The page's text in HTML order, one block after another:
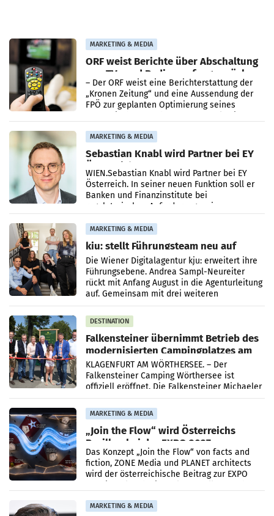
MARKETING & MEDIA
ORF weist Berichte über Abschaltung
von TV- und Radioempfang zurück
– Der ORF weist eine Berichterstattung der
„Kronen Zeitung“ und eine Aussendung der
FPÖ zur geplanten Optimierung seines
MARKETING & MEDIA
Sebastian Knabl wird Partner bei EY
Österreich
WIEN.Sebastian Knabl wird Partner bei EY
Österreich. In seiner neuen Funktion soll er
Banken und Finanzinstitute bei
regulatorischen Anforderungen, im
Risikomanagement und bei
Transformationsprojekten
MARKETING & MEDIA
kju: stellt Führungsteam neu auf
Die Wiener Digitalagentur kju: erweitert ihre
Führungsebene. Andrea Sampl-Neureiter
rückt mit Anfang August in die Agenturleitung
auf. Gemeinsam mit drei weiteren
Neubesetzungen entsteht
DESTINATION
Falkensteiner übernimmt Betrieb des
modernisierten Campingplatzes am
Wörthersee
KLAGENFURT AM WÖRTHERSEE. – Der
Falkensteiner Camping Wörthersee ist
offiziell eröffnet. Die Falkensteiner Michaeler
Tourism Group (FMTG) und die Stadtwerke
Klagenfurt haben den
MARKETING & MEDIA
„Join the Flow“ wird Österreichs
Pavillon bei der EXPO 2027
Das Konzept „Join the Flow“ von facts and
fiction, ZONE Media und PLANET architects
wird der österreichische Beitrag zur EXPO
MARKETING & MEDIA